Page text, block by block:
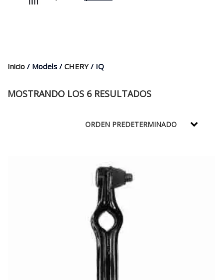
Inicio / Models / CHERY/ IQ
MOSTRANDO LOS 6 RESULTADOS